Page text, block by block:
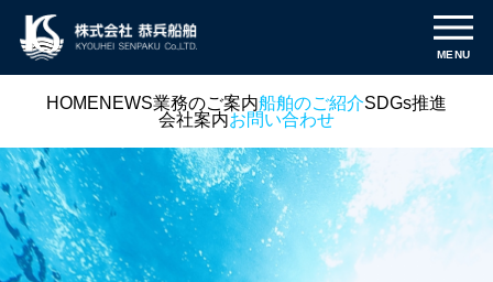
MENU
HOMENEWS業務のご案内船舶のご紹介SDGs推進
会社案内お問い合わせ